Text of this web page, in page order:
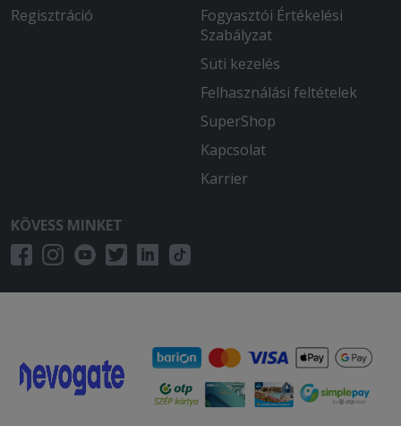
Regisztráció
Fogyasztói Értékelési
Szabályzat
Süti kezelés
Felhasználási feltételek
SuperShop
Kapcsolat
Karrier
KÖVESS MINKET